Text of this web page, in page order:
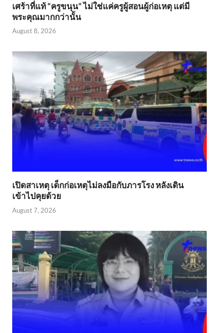
เศร้าที่แท้ “ครูขนุน” ไม่ใช่แค่ครูผู้สอนผู้ก่อเหตุ แต่มี
พระคุณมากกว่านั้น
August 8, 2026
เปิดสาเหตุ เด็กก่อเหตุไม่ลงมือกับภารโรง หลังเดิน
เข้าไปคุยด้วย
August 7, 2026